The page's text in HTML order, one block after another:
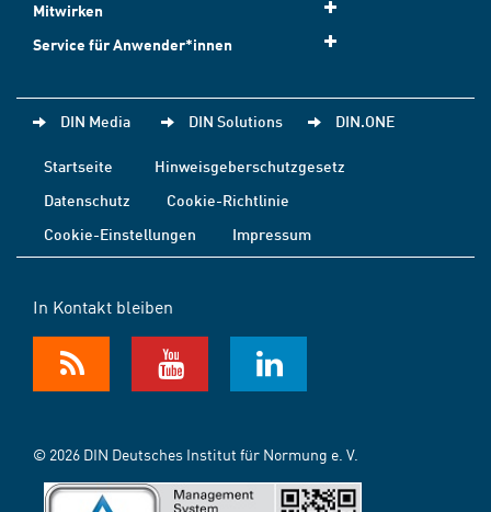
Mitwirken
Service für Anwender*innen
DIN Media DIN Solutions DIN.ONE
Startseite
Hinweisgeberschutzgesetz
Datenschutz
Cookie-Richtlinie
Cookie-Einstellungen
Impressum
In Kontakt bleiben
© 2026 DIN Deutsches Institut für Normung e. V.